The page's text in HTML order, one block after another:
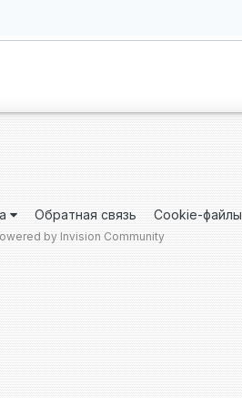
Обратная связь Cookie-файлы
by Invision Community